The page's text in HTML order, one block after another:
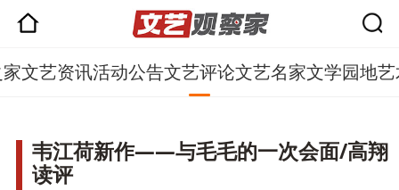
文艺资讯活动公告文艺评论文艺名家文学园地
韦江荷新作——与毛毛的一次会面/高翔
读评